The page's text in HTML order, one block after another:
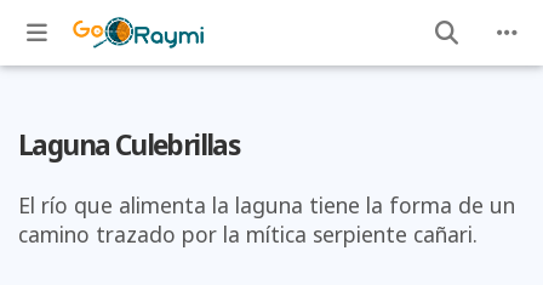
Laguna Culebrillas
El río que alimenta la laguna tiene la forma de un
camino trazado por la mítica serpiente cañari.